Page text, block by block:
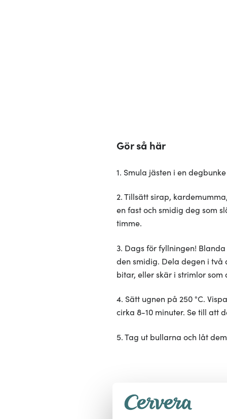
Gör så här
1. Smula jästen i en
2. Tillsätt sirap,
en fast och smidig deg som
timme.
3. Dags för fyllningen!
den smidig. Dela degen i två
bitar, eller skär i strimlor
4. Sätt ugnen på 250 °C.
cirka 8-10 minuter. Se till att
5. Tag ut bullarna och låt